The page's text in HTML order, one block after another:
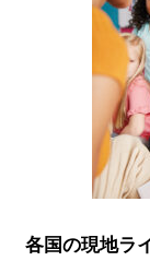
各国の現地ラ